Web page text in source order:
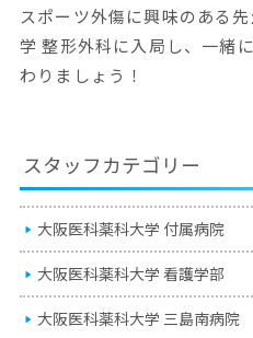
スポーツ外傷に興味のある
学 整形外科に入局し、一緒
わりましょう！
スタッフカテゴリー
大阪医科薬科大学 付属病院
大阪医科薬科大学 看護学部
大阪医科薬科大学 三島南病院